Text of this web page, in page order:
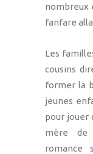
nombreux
fanfare
Les
cousins
former la
jeunes
pour jouer
mère de
romance